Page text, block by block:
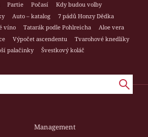
Partie Počasí
Kdy budou volby
Auto – katalog
7 pádů Honzy Dědka
víno Tatarák podle Pohlreicha
Aloe vera
Výpočet ascendentu
Tvarohové knedlíky
palačinky
Švestkový koláč
Management